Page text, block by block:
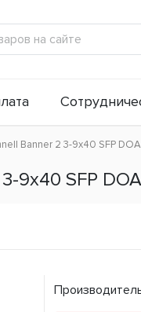
Banner 2 3-9x40 SFP
SFP